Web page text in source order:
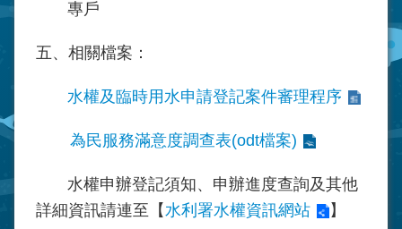
專戶
五、相關檔案：
水權及臨時用水申請登記案件審理程序
為民服務滿意度調查表(odt檔案)
水權申辦登記須知、申辦進度查詢及其他
詳細資訊請連至【水利署水權資訊網站 】